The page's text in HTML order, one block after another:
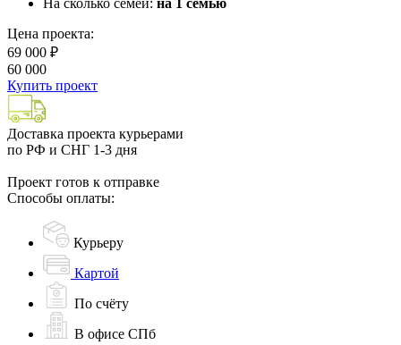
Цена проекта:
69 000 ₽
60 000
Купить проект
Доставка проекта курьерами
по РФ и СНГ 1-3 дня
Проект готов к отправке
Способы оплаты:
Курьеру
Картой
По счёту
В офисе СПб